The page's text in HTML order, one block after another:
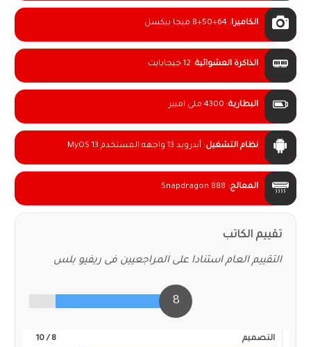
الكاميرا:8+50+64 ميجا بيكسل
الذاكرة العشوائية: 12 جيجابايت
البطارية: 4300 ملى امبير
نظام التشغيل: أندرويد 13 واجهه المستخدم MyOS 13
المعالج:
Snapdragon 888
تقييم الكاتب
التقييم العام استنادا على المراجعيين فى ريفيو بلس
8
التصميم 8
/ 10